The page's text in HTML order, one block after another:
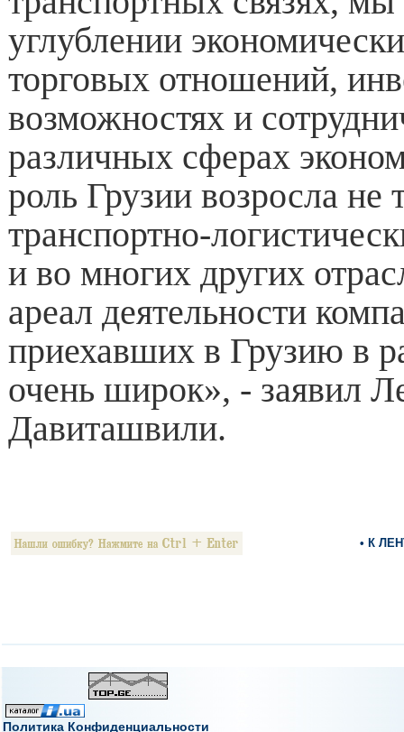
углублении
торговых отношений,
возможностях и
различных сферах
роль Грузии возросла не
транспортно-
и во многих других
ареал деятельности
приехавших в Грузию в
очень широк», - заявил
Давиташвили.
• К
Политика Конфиденциальности